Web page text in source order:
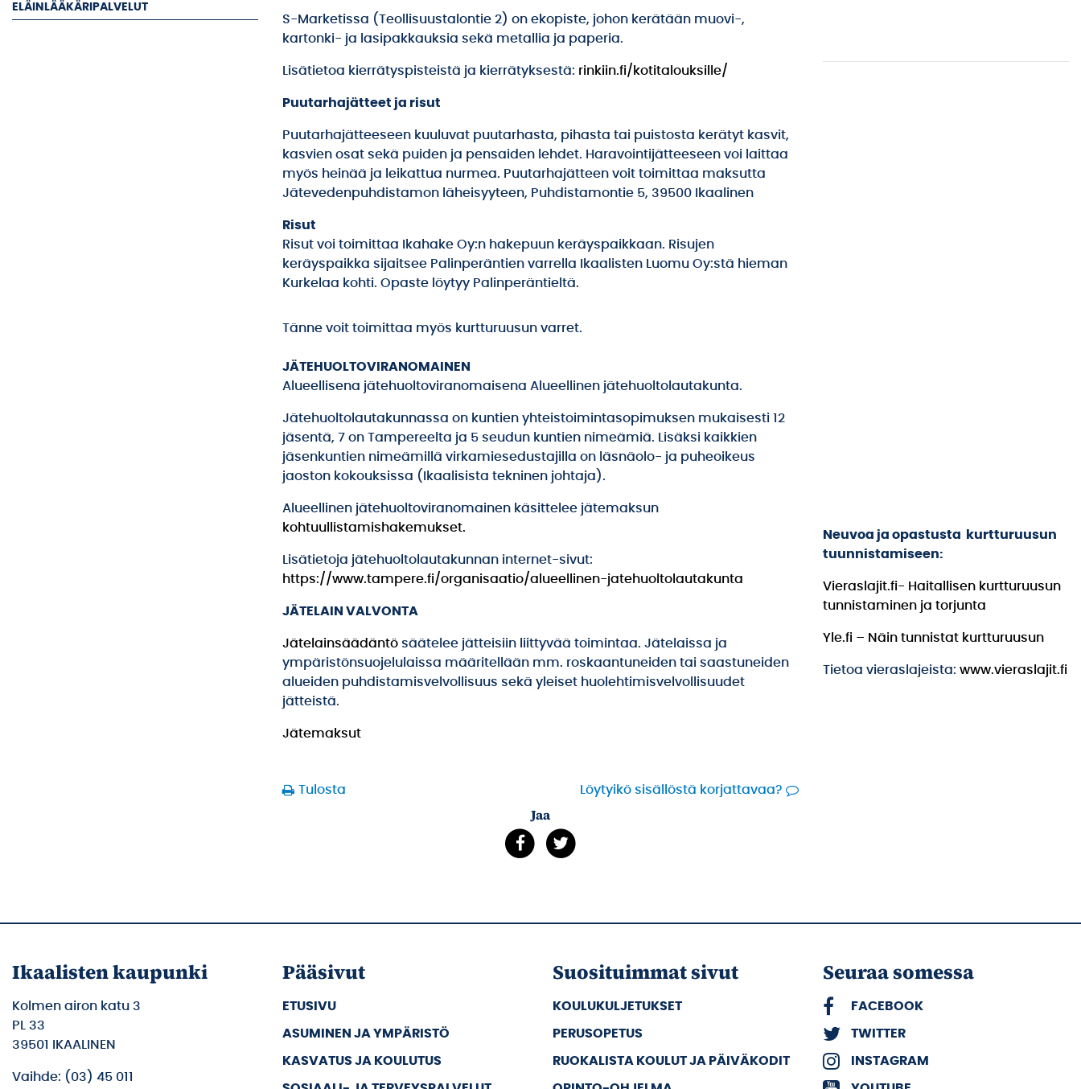
ELÄINLÄÄKÄRIPALVELUT
S-Marketissa (Teollisuustalontie 2) on ekopiste, johon kerätään muovi-,
kartonki- ja lasipakkauksia sekä metallia ja paperia.
Lisätietoa kierrätyspisteistä ja kierrätyksestä: rinkiin.fi/kotitalouksille/
Puutarhajätteet ja risut
Puutarhajätteeseen kuuluvat puutarhasta, pihasta tai puistosta kerätyt kasvit,
kasvien osat sekä puiden ja pensaiden lehdet. Haravointijätteeseen voi laittaa
myös heinää ja leikattua nurmea. Puutarhajätteen voit toimittaa maksutta
Jätevedenpuhdistamon läheisyyteen, Puhdistamontie 5, 39500 Ikaalinen
Risut
Risut voi toimittaa Ikahake Oy:n hakepuun keräyspaikkaan. Risujen
keräyspaikka sijaitsee Palinperäntien varrella Ikaalisten Luomu Oy:stä hieman
Kurkelaa kohti. Opaste löytyy Palinperäntieltä.
Tänne voit toimittaa myös kurtturuusun varret.
JÄTEHUOLTOVIRANOMAINEN
Alueellisena jätehuoltoviranomaisena Alueellinen jätehuoltolautakunta.
Jätehuoltolautakunnassa on kuntien yhteistoimintasopimuksen mukaisesti 12
jäsentä, 7 on Tampereelta ja 5 seudun kuntien nimeämiä. Lisäksi kaikkien
jäsenkuntien nimeämillä virkamiesedustajilla on läsnäolo- ja puheoikeus
jaoston kokouksissa (Ikaalisista tekninen johtaja).
Alueellinen jätehuoltoviranomainen käsittelee jätemaksun
kohtuullistamishakemukset.
Lisätietoja jätehuoltolautakunnan internet-sivut:
https://www.tampere.fi/organisaatio/alueellinen-jatehuoltolautakunta
JÄTELAIN VALVONTA
Jätelainsäädäntö säätelee jätteisiin liittyvää toimintaa. Jätelaissa ja
ympäristönsuojelulaissa määritellään mm. roskaantuneiden tai saastuneiden
alueiden puhdistamisvelvollisuus sekä yleiset huolehtimisvelvollisuudet
jätteistä.
Jätemaksut
Neuvoa ja opastusta kurtturuusun
tuunnistamiseen:
Vieraslajit.fi- Haitallisen kurtturuusun
tunnistaminen ja torjunta
Yle.fi – Näin tunnistat kurtturuusun
Tietoa vieraslajeista: www.vieraslajit.fi
Tulosta Löytyikö sisällöstä korjattavaa?
Jaa
Ikaalisten kaupunki
Kolmen airon katu 3
PL 33
39501 IKAALINEN
Vaihde: (03) 45 011
Pääsivut
ETUSIVU
ASUMINEN JA YMPÄRISTÖ
KASVATUS JA KOULUTUS
Suosituimmat sivut
KOULUKULJETUKSET
PERUSOPETUS
RUOKALISTA KOULUT JA PÄIVÄKODIT
Seuraa somessa
FACEBOOK
TWITTER
INSTAGRAM